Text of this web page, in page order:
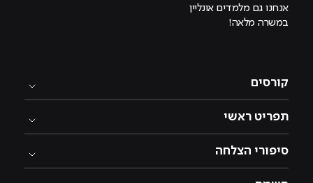
אנחנו גם מלמדים אונליין
במשרה מלאה!
קורסים
תפריט ראשי
סיפורי הצלחה